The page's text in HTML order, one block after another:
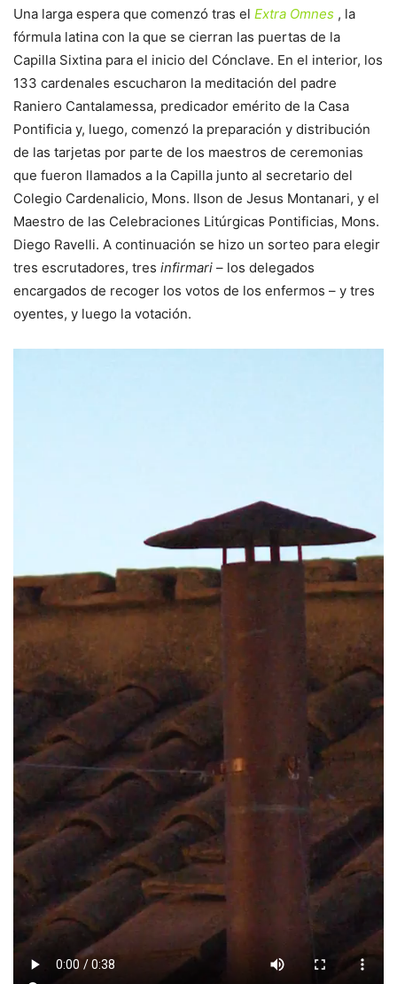
Una larga espera que comenzó tras el Extra Omnes , la
fórmula latina con la que se cierran las puertas de la
Capilla Sixtina para el inicio del Cónclave. En el interior, los
133 cardenales escucharon la meditación del padre
Raniero Cantalamessa, predicador emérito de la Casa
Pontificia y, luego, comenzó la preparación y distribución
de las tarjetas por parte de los maestros de ceremonias
que fueron llamados a la Capilla junto al secretario del
Colegio Cardenalicio, Mons. Ilson de Jesus Montanari, y el
Maestro de las Celebraciones Litúrgicas Pontificias, Mons.
Diego Ravelli. A continuación se hizo un sorteo para elegir
tres escrutadores, tres infirmari – los delegados
encargados de recoger los votos de los enfermos – y tres
oyentes, y luego la votación.